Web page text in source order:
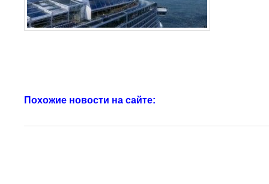
Похожие новости на сайте: